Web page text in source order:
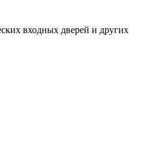
входных дверей и других